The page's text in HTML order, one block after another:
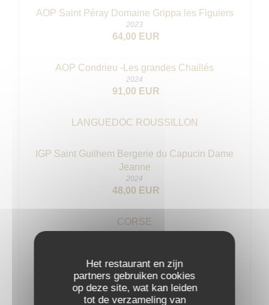
Het restaurant en zijn
partners gebruiken cookies
op deze site, wat kan leiden
tot de verzameling van
AOP Saint Péray Domaine Grippa les Figuiers
2023
64,00 EUR
AOP Condrieu -Les grandes Chaillés
2024
91,00 EUR
LANGUEDOC ROUSSILLON
IGP Saint Guilhem Bergerie du Capucin Dame
Jeanne
2024
48,00 EUR
CORSE
2024
45,00 EUR